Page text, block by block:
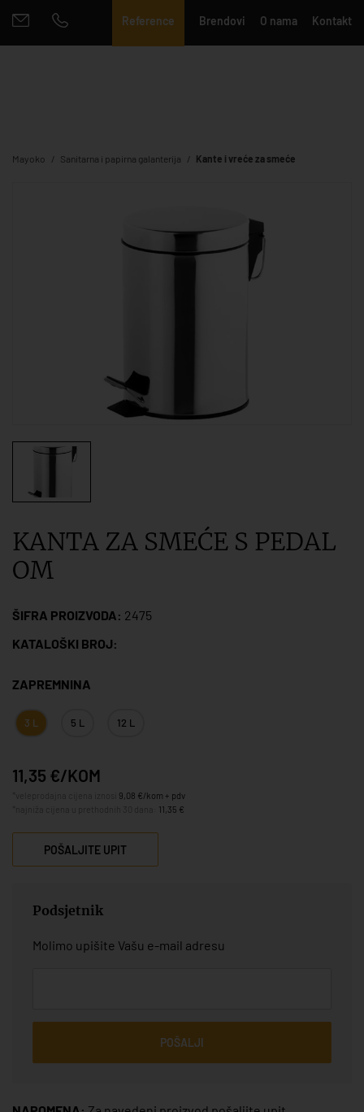
Reference Brendovi O nama Kontakt
Mayoko Sanitarna i papirna galanterija Kante i vreće za smeće
KANTA ZA SMEĆE S PEDAL
OM
ŠIFRA PROIZVODA: 2475
KATALOŠKI BROJ:
ZAPREMNINA
3 L 5 L 12 L
11,35 €/KOM
9,08 €/kom + pdv
11,35 €
POŠALJITE UPIT
Podsjetnik
Molimo upišite Vašu e-mail adresu
POŠALJI